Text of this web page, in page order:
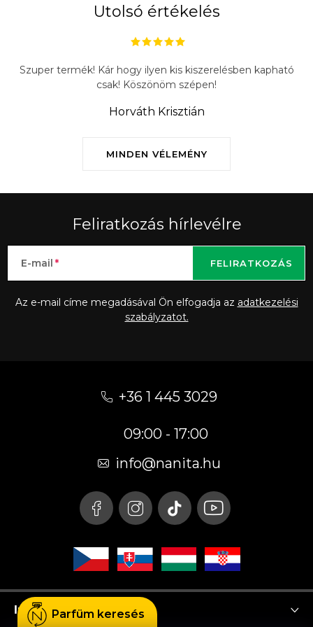
Utolsó értékelés
MINDEN VÉLEMÉNY
Szuper termék! Kár hogy ilyen kis kiszerelésben kapható
csak! Köszönöm szépen!
Horváth Krisztián
Feliratkozás hírlevélre
E-mail
Az e-mail címe megadásával Ön elfogadja az adatkezelési
szabályzatot.
FELIRATKOZÁS
+36 1 445 3029
09:00 - 17:00
info@nanita.hu
InstagramParfüm keresés